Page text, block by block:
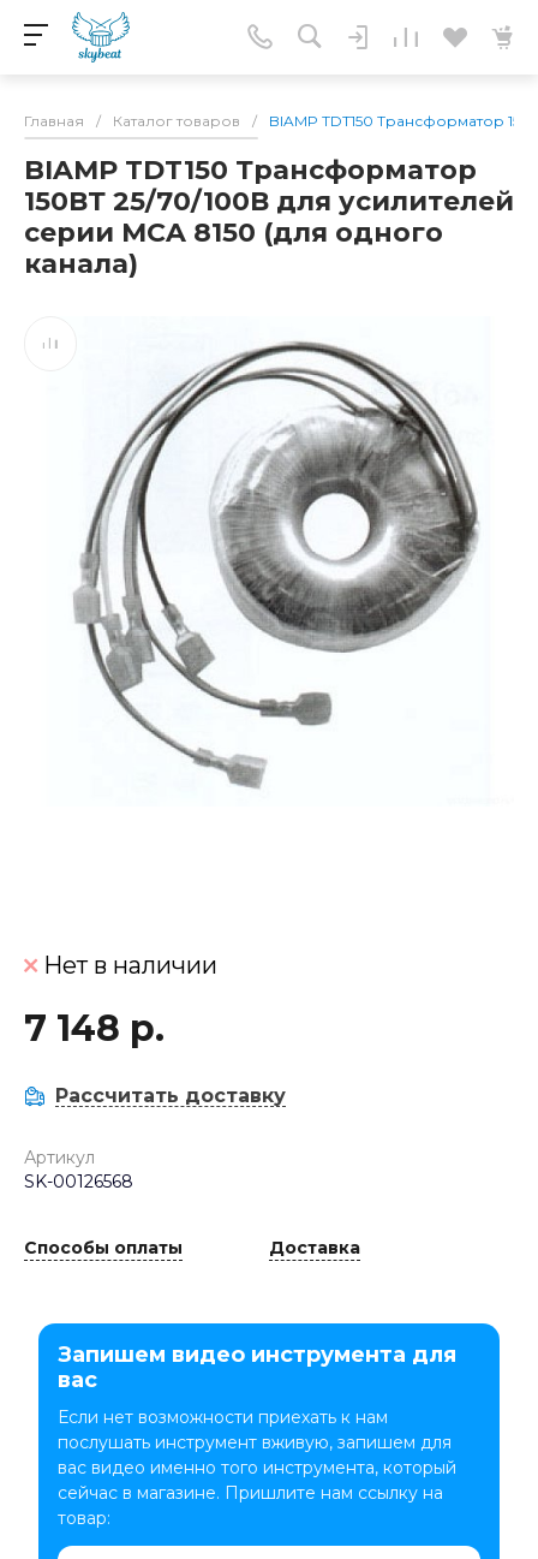
Главная / Каталог товаров / BIAMP TDT150 Трансформатор
BIAMP TDT150 Трансформатор
150ВТ 25/70/100В для усилителей
серии MCA 8150 (для одного
канала)
Нет в наличии
7 148 р.
Рассчитать доставку
Артикул
SK-00126568
Способы оплаты Доставка
Запишем видео инструмента для
вас
Если нет возможности приехать к нам
послушать инструмент вживую, запишем для
вас видео именно того инструмента, который
сейчас в магазине. Пришлите нам ссылку на
товар: